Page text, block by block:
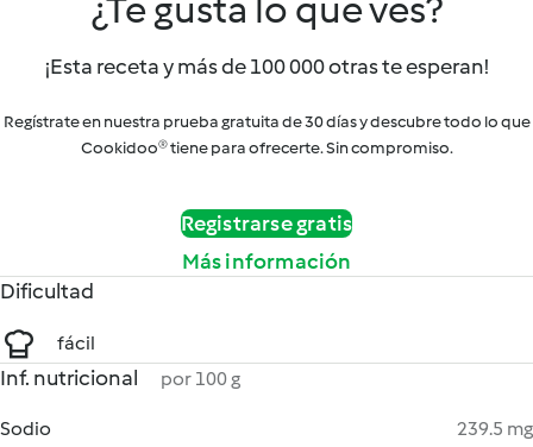
¿Te gusta lo que ves?
¡Esta receta y más de 100 000 otras te esperan!
Regístrate en nuestra prueba gratuita de 30 días y descubre todo lo que
Cookidoo® tiene para ofrecerte. Sin compromiso.
Registrarse gratis
Más información
Dificultad
fácil
Inf. nutricional por 100 g
Sodio
239.5 mg